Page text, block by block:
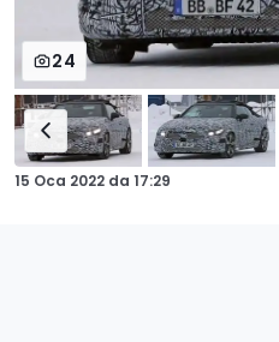
24
15 Oca 2022 da 17:29